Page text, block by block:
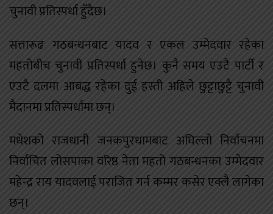
चुनावी प्रतिस्पर्धा हुँदैछ।
सत्तारूढ गठबन्धनबाट यादव र एकल उम्मेदवार रहेका
महतोबीच चुनावी प्रतिस्पर्धा हुनेछ। कुनै समय एउटै पार्टी र
एउटै दलमा आबद्ध रहेका दुई हस्ती अहिले छुट्टाछुट्टै चुनावी
मैदानमा प्रतिस्पर्धामा छन्।
मधेशको राजधानी जनकपुरधामबाट अघिल्लो निर्वाचनमा
निर्वाचित लोसपाका वरिष्ठ नेता महतो गठबन्धनका उम्मेदवार
महेन्द्र राय यादवलाई पराजित गर्न कम्मर कसेर एक्लै लागेका
छन्।